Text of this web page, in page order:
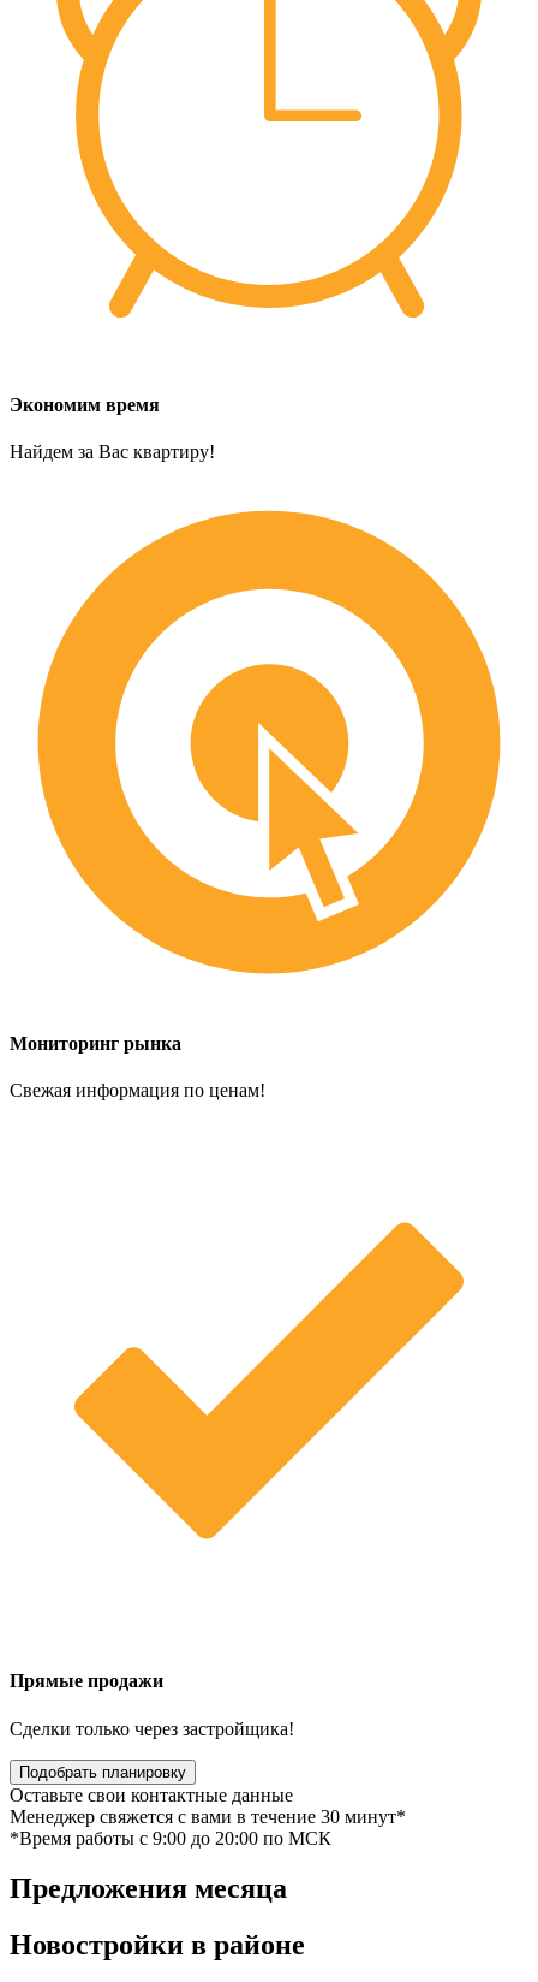
Экономим время
Найдем за Вас квартиру!
Мониторинг рынка
Свежая информация по ценам!
Прямые продажи
Сделки только через застройщика!
Подобрать планировку
Оставьте свои контактные данные
Менеджер свяжется с вами в течение 30 минут*
*Время работы c 9:00 до 20:00 по МСК
Предложения месяца
Новостройки в районе